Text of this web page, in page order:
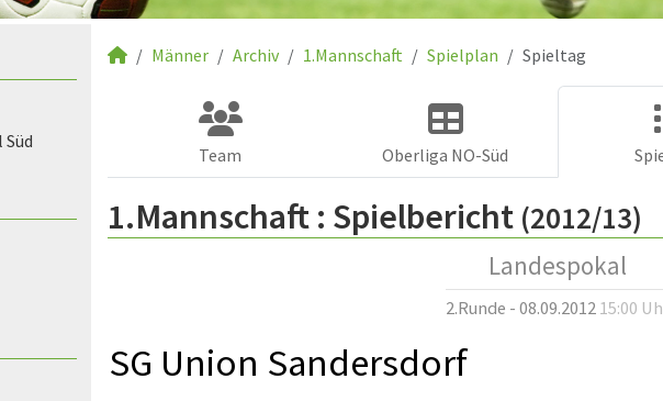
Männer Archiv 1.Mannschaft Spielplan Spieltag
Team Oberliga NO-Süd
1.Mannschaft : Spielbericht (2012/13)
Landespokal
2.Runde - 08.09.2012 15:00
SG Union Sandersdorf